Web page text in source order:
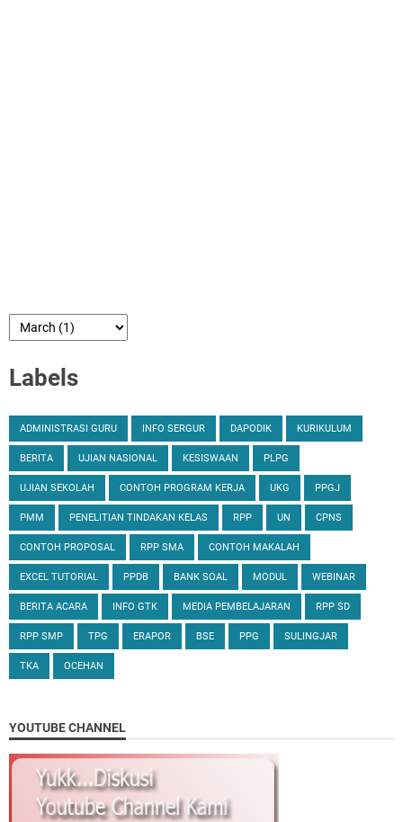
Labels
ADMINISTRASI GURU INFO SERGUR DAPODIK KURIKULUM
BERITA UJIAN NASIONAL KESISWAAN PLPG
UJIAN SEKOLAH CONTOH PROGRAM KERJA UKG PPGJ
PMM PENELITIAN TINDAKAN KELAS RPP UN CPNS
CONTOH PROPOSAL RPP SMA CONTOH MAKALAH
EXCEL TUTORIAL PPDB BANK SOAL MODUL WEBINAR
BERITA ACARA INFO GTK MEDIA PEMBELAJARAN RPP SD
RPP SMP TPG ERAPOR BSE PPG SULINGJAR
TKA OCEHAN
YOUTUBE CHANNEL